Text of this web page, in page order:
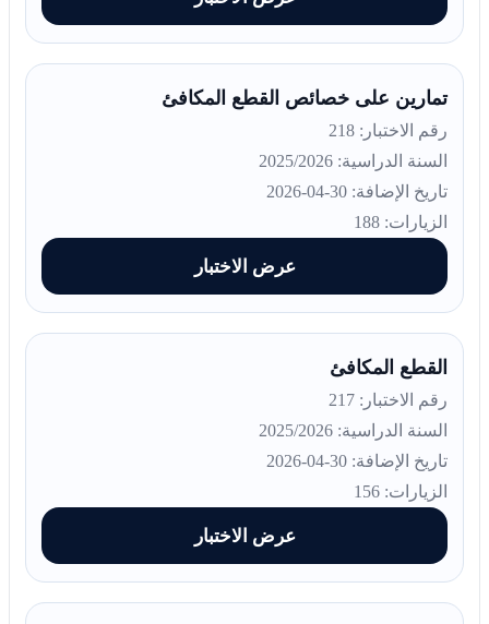
تمارين على خصائص القطع المكافئ
رقم الاختبار: 218
السنة الدراسية: 2025/2026
تاريخ الإضافة: 30-04-2026
الزيارات: 188
عرض الاختبار
القطع المكافئ
رقم الاختبار: 217
السنة الدراسية: 2025/2026
تاريخ الإضافة: 30-04-2026
الزيارات: 156
عرض الاختبار